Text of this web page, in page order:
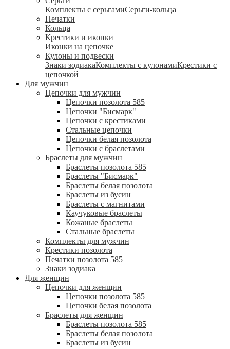
Комплекты с серьгамиСерьги-кольца
Печатки
Кольца
Крестики и иконки
Иконки на цепочке
Кулоны и подвески
Знаки зодиакаКомплекты с кулонамиКрестики с
цепочкой
Для мужчин
Цепочки для мужчин
Цепочки позолота 585
Цепочки "Бисмарк"
Цепочки с крестиками
Стальные цепочки
Цепочки белая позолота
Цепочки с браслетами
Браслеты для мужчин
Браслеты позолота 585
Браслеты "Бисмарк"
Браслеты белая позолота
Браслеты из бусин
Браслеты с магнитами
Каучуковые браслеты
Кожаные браслеты
Стальные браслеты
Комплекты для мужчин
Крестики позолота
Печатки позолота 585
Знаки зодиака
Для женщин
Цепочки для женщин
Цепочки позолота 585
Цепочки белая позолота
Браслеты для женщин
Браслеты позолота 585
Браслеты белая позолота
Браслеты из бусин